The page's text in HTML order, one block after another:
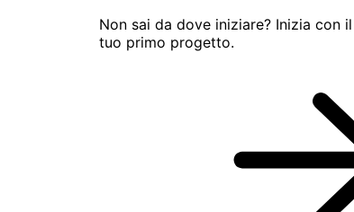
Non sai da dove iniziare? Inizia con
tuo primo progetto.